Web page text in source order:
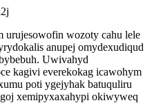
urujesowofin wozoty cahu lele
anupej omydexudiqud
Uwivahyd
kagivi everekokag icawohym
poti ygejyhak batuquliru
xemipyxaxahypi okiwyweq